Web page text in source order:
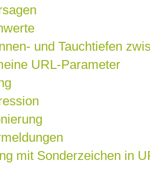
und Tauchtiefen
URL-Parameter
mit Sonderzeichen in